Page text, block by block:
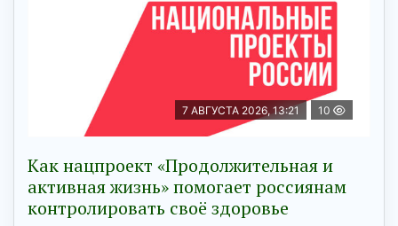
7 АВГУСТА 2026, 13:21 10
Как нацпроект «Продолжительная и
активная жизнь» помогает россиянам
контролировать своё здоровье